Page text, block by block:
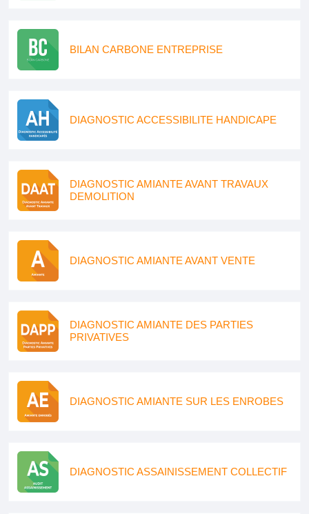
BILAN CARBONE ENTREPRISE
DIAGNOSTIC ACCESSIBILITE HANDICAPE
DIAGNOSTIC AMIANTE AVANT TRAVAUX
DEMOLITION
DIAGNOSTIC AMIANTE AVANT VENTE
DIAGNOSTIC AMIANTE DES PARTIES
PRIVATIVES
DIAGNOSTIC AMIANTE SUR LES ENROBES
DIAGNOSTIC ASSAINISSEMENT COLLECTIF